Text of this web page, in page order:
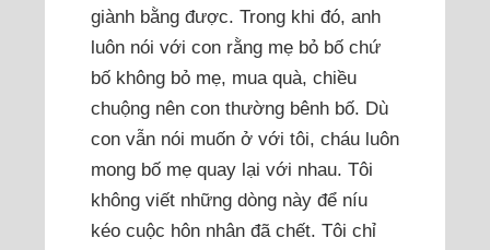
giành bằng được. Trong khi đó, anh
luôn nói với con rằng mẹ bỏ bố chứ
bố không bỏ mẹ, mua quà, chiều
chuộng nên con thường bênh bố. Dù
con vẫn nói muốn ở với tôi, cháu luôn
mong bố mẹ quay lại với nhau. Tôi
không viết những dòng này để níu
kéo cuộc hôn nhân đã chết. Tôi chỉ